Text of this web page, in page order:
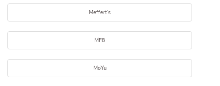
Meffert's
MF8
MoYu